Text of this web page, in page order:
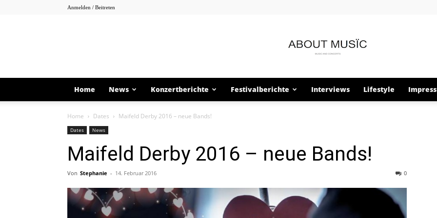
Anmelden / Beitreten
About
Musïc
Home News Konzertberichte Festivalberichte Interviews Lifestyle
Home Dates Maifeld Derby 2016 – neue Bands!
Dates News
Maifeld Derby 2016 – neue Bands!
Von Stephanie - 14. Februar 2016 0